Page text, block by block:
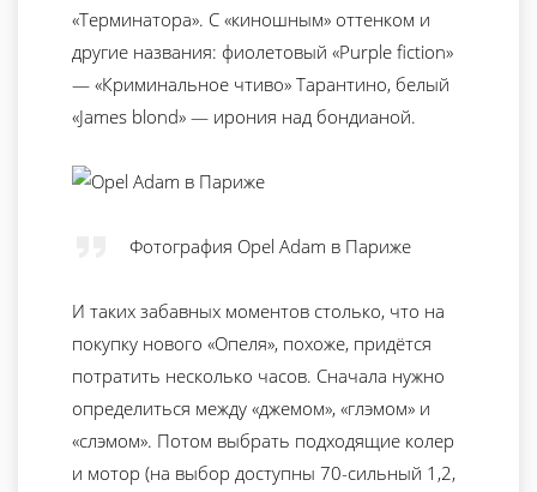
«Терминатора». С «киношным» оттенком и
другие названия: фиолетовый «Purple fiction»
— «Криминальное чтиво» Тарантино, белый
«James blond» — ирония над бондианой.
Фотография Opel Adam в Париже
И таких забавных моментов столько, что на
покупку нового «Опеля», похоже, придётся
потратить несколько часов. Сначала нужно
определиться между «джемом», «глэмом» и
«слэмом». Потом выбрать подходящие колер
и мотор (на выбор доступны 70-сильный 1,2,